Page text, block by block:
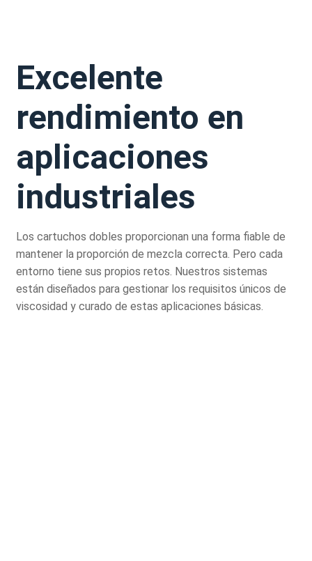
Excelente
rendimiento en
aplicaciones
industriales
Los cartuchos dobles proporcionan una forma fiable de
mantener la proporción de mezcla correcta. Pero cada
entorno tiene sus propios retos. Nuestros sistemas
están diseñados para gestionar los requisitos únicos de
viscosidad y curado de estas aplicaciones básicas.